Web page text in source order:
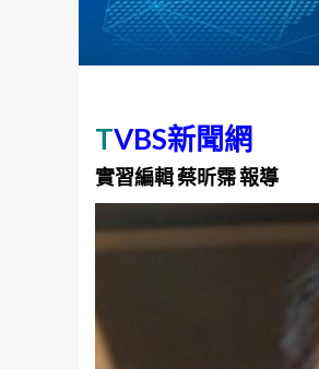
TVBS新聞網
實習編輯 蔡昕霈 報導